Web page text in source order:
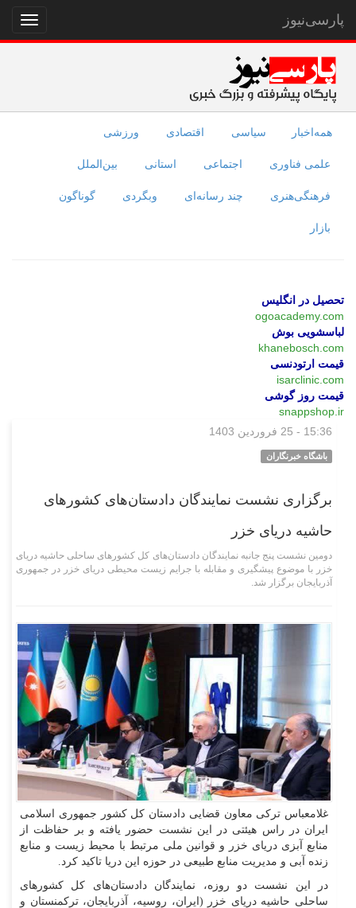
نمایش
منو
پارسی‌نیوز
همه‌اخبار سیاسی اقتصادی ورزشی
علمی فناوری اجتماعی استانی بین‌الملل
فرهنگی‌هنری چند رسانه‌ای وبگردی گوناگون
بازار
تحصیل در انگلیس
ogoacademy.com
لباسشویی بوش
khanebosch.com
قیمت ارتودنسی
isarclinic.com
قیمت روز گوشی
snappshop.ir
15:36 - 25 فروردین 1403
باشگاه خبرنگاران
برگزاری نشست نمایندگان دادستان‌های کشور‌های
حاشیه دریای خزر
دومین نشست پنج جانبه نمایندگان دادستان‌های کل کشور‌های ساحلی حاشیه دریای
خزر با موضوع پیشگیری و مقابله با جرایم زیست محیطی دریای خزر در جمهوری
آذربایجان برگزار شد.
غلامعباس ترکی معاون قضایی دادستان کل کشور جمهوری اسلامی
ایران در راس هیئتی در این نشست حضور یافته و بر حفاظت از
منابع آبزی دریای خزر و قوانین ملی مرتبط با محیط زیست و منابع
زنده آبی و مدیریت منابع طبیعی در حوزه این دریا تاکید کرد.
در این نشست دو روزه، نمایندگان دادستان‌های کل کشور‌های
ساحلی حاشیه دریای خزر (ایران، روسیه، آذربایجان، ترکمنستان و